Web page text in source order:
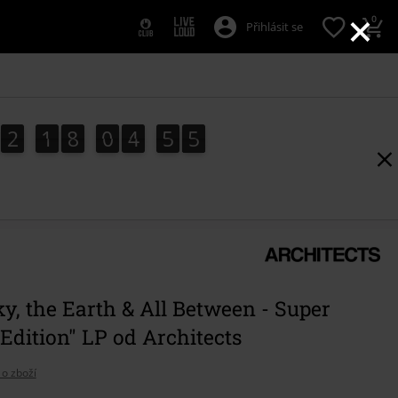
×
Přihlásit se 0
2
2 1
1 8
8 0
0 4
4 5
5 3
4
3
5
4
the Earth & All Between - Super
LP od Architects
zboží